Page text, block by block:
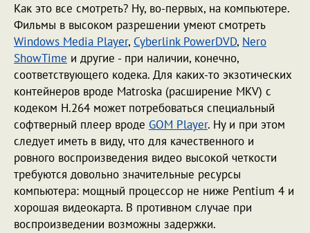
Как это все смотреть? Ну, во-первых, на компьютере.
Фильмы в высоком разрешении умеют смотреть
Windows Media Player, Cyberlink PowerDVD, Nero
ShowTime и другие - при наличии, конечно,
соответствующего кодека. Для каких-то экзотических
контейнеров вроде Matroska (расширение MKV) с
кодеком H.264 может потребоваться специальный
софтверный плеер вроде GOM Player. Ну и при этом
следует иметь в виду, что для качественного и
ровного воспроизведения видео высокой четкости
требуются довольно значительные ресурсы
компьютера: мощный процессор не ниже Pentium 4 и
хорошая видеокарта. В противном случае при
воспроизведении возможны задержки.